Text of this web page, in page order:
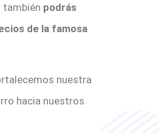
también podrás
de la famosa
nuestra
hacia nuestros